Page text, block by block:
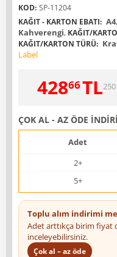
KOD: SP-11204
KAĞIT - KARTON EBATI: A4,
Kahverengi, KAĞIT/
KAĞIT/KARTON TÜRÜ:
Label
42866TL
ÇOK AL - AZ ÖDE
Adet
2+
5+
Toplu alım indirimi
Adet arttıkça birim fiyat
inceleyebilirsiniz.
Çok al – az öde